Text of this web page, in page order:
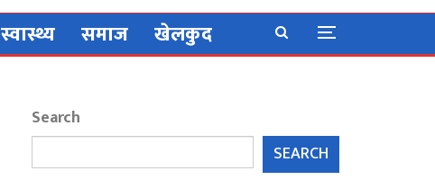
स्वास्थ्य समाज खेलकुद
Search
SEARCH